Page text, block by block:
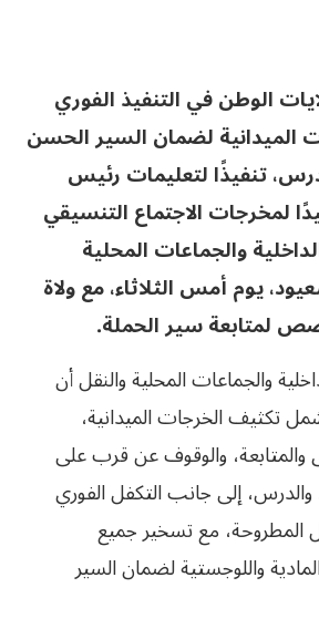
الوطن في التنفيذ الفوري
الميدانية لضمان السير الحسن
تنفيذًا لتعليمات رئيس
لمخرجات الاجتماع التنسيقي
والجماعات المحلية
يوم أمس الثلاثاء، مع ولاة
لمتابعة سير الحملة.
والجماعات المحلية والنقل أن
تكثيف الخرجات الميدانية،
والمتابعة، والوقوف عن قرب على
إلى جانب التكفل الفوري
المطروحة، مع تسخير جميع
واللوجستية لضمان السير